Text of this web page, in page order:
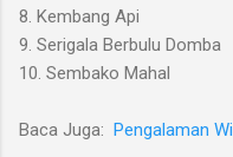
8. Kembang Api
9. Serigala Berbulu Domba
10. Sembako Mahal
Baca Juga: Pengalaman